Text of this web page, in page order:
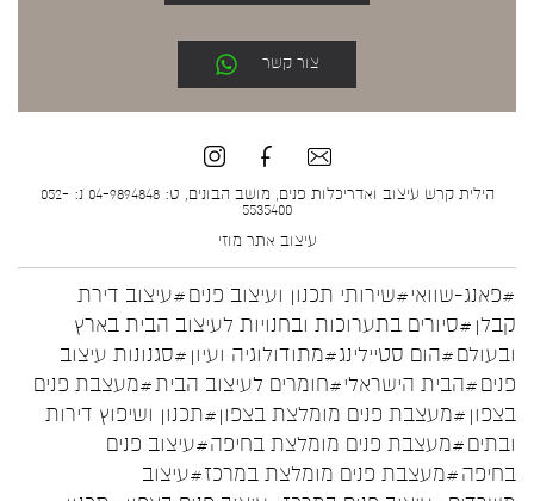
צור קשר
הילית קרש עיצוב ואדריכלות פנים, מושב הבונים, ט: 04-9894848 נ: 052-
5535400
עיצוב אתר מוזי
#פאנג-שוואי#שירותי תכנון ועיצוב פנים#עיצוב דירת
קבלן #סיורים בתערוכות ובחנויות לעיצוב הבית בארץ
ובעולם#הום סטיילינג#מתודולוגיה ועיון #סגנונות עיצוב
פנים#הבית הישראלי#חומרים לעיצוב הבית#מעצבת פנים
בצפון #מעצבת פנים מומלצת בצפון#תכנון ושיפוץ דירות
ובתים#מעצבת פנים מומלצת בחיפה#עיצוב פנים
בחיפה#מעצבת פנים מומלצת במרכז#עיצוב